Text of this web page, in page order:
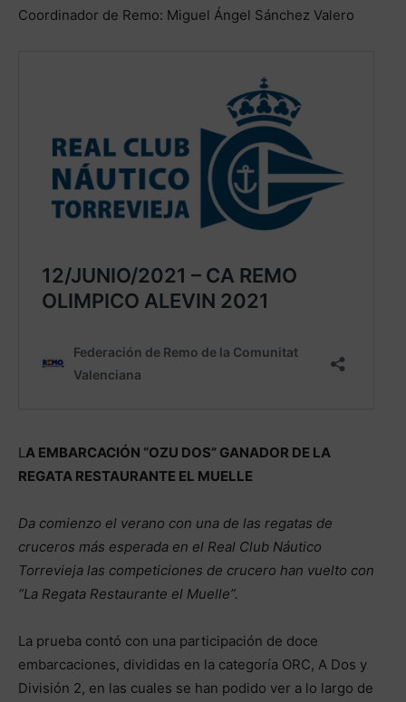
Coordinador de Remo: Miguel Ángel Sánchez Valero
LA EMBARCACIÓN “OZU DOS” GANADOR DE LA
REGATA RESTAURANTE EL MUELLE
Da comienzo el verano con una de las regatas de
cruceros más esperada en el Real Club Náutico
Torrevieja las competiciones de crucero han vuelto con
“La Regata Restaurante el Muelle”.
La prueba contó con una participación de doce
embarcaciones, divididas en la categoría ORC, A Dos y
División 2, en las cuales se han podido ver a lo largo de